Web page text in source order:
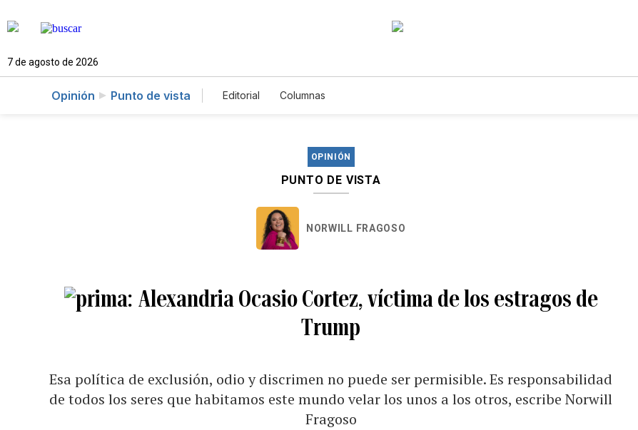
7 de agosto de 2026
Opinión Punto de vista Editorial Columnas
OPINIÓN
PUNTO DE VISTA
NORWILL FRAGOSO
Alexandria Ocasio Cortez, víctima de los estragos de
Trump
Esa política de exclusión, odio y discrimen no puede ser permisible. Es responsabilidad
de todos los seres que habitamos este mundo velar los unos a los otros, escribe Norwill
Fragoso